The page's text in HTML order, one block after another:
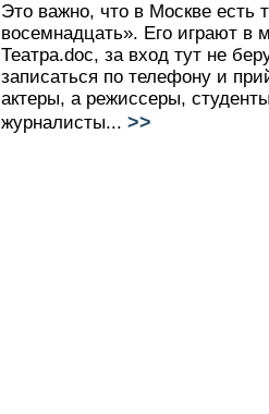
Это важно, что в Москве есть
восемнадцать». Его играют в
Театра.doc, за вход тут не
записаться по телефону и
актеры, а режиссеры,
журналисты... >>